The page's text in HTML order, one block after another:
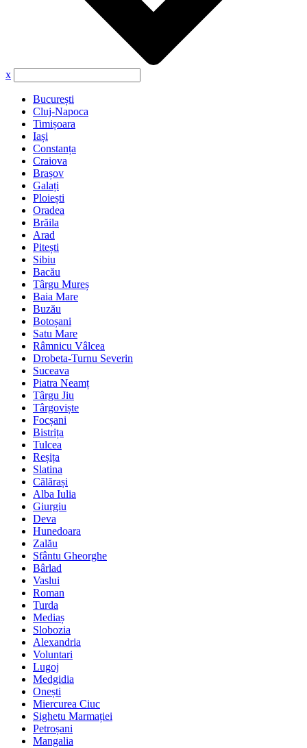
x
București
Cluj-Napoca
Timișoara
Iași
Constanța
Craiova
Brașov
Galați
Ploiești
Oradea
Brăila
Arad
Pitești
Sibiu
Bacău
Târgu Mureș
Baia Mare
Buzău
Botoșani
Satu Mare
Râmnicu Vâlcea
Drobeta-Turnu Severin
Suceava
Piatra Neamț
Târgu Jiu
Târgoviște
Focșani
Bistrița
Tulcea
Reșița
Slatina
Călărași
Alba Iulia
Giurgiu
Deva
Hunedoara
Zalău
Sfântu Gheorghe
Bârlad
Vaslui
Roman
Turda
Mediaș
Slobozia
Alexandria
Voluntari
Lugoj
Medgidia
Onești
Miercurea Ciuc
Sighetu Marmației
Petroșani
Mangalia